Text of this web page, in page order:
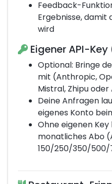
Feedback-
Ergebnisse, damit
wird
Eigener API-Key
Optional: Bringe
mit (Anthropic,
Mistral, Zhipu oder
Deine Anfragen
eigenes Konto
Ohne eigenen
monatliches Abo
150/250/350/500/